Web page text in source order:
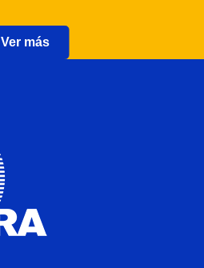
Ver más